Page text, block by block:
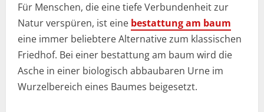
Für Menschen, die eine tiefe Verbundenheit zur
Natur verspüren, ist eine bestattung am baum
eine immer beliebtere Alternative zum klassischen
Friedhof. Bei einer bestattung am baum wird die
Asche in einer biologisch abbaubaren Urne im
Wurzelbereich eines Baumes beigesetzt.